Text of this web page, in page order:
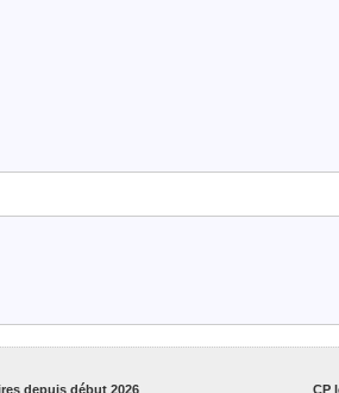
CP
depuis début 2026